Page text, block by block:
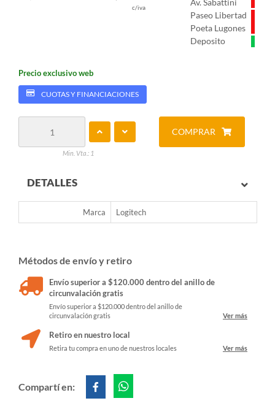
Av. Sabattini
Paseo Libertad
Poeta Lugones
Deposito
c/iva
Precio exclusivo web
CUOTAS Y FINANCIACIONES
Min. Vta.: 1
COMPRAR
DETALLES
Marca Logitech
Métodos de envío y retiro
Envío superior a $120.000 dentro del anillo de
circunvalación gratis
Envío superior a $120.000 dentro del anillo de
circunvalación gratis
Ver más
Retiro en nuestro local
Retira tu compra en uno de nuestros locales Ver más
Compartí en: